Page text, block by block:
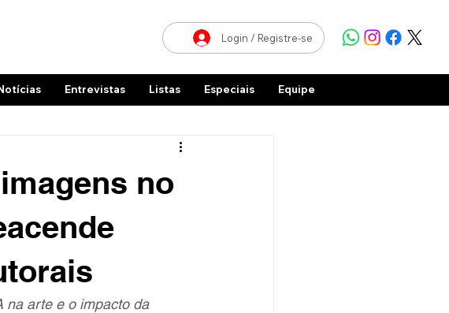
Login / Registre-se
Entrevistas Listas Especiais Equipe
no
na arte e o impacto da